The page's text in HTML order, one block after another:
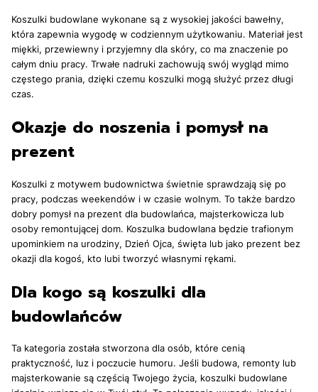
Koszulki budowlane wykonane są z wysokiej jakości bawełny,
która zapewnia wygodę w codziennym użytkowaniu. Materiał jest
miękki, przewiewny i przyjemny dla skóry, co ma znaczenie po
całym dniu pracy. Trwałe nadruki zachowują swój wygląd mimo
częstego prania, dzięki czemu koszulki mogą służyć przez długi
czas.
Okazje do noszenia i pomysł na
prezent
Koszulki z motywem budownictwa świetnie sprawdzają się po
pracy, podczas weekendów i w czasie wolnym. To także bardzo
dobry pomysł na prezent dla budowlańca, majsterkowicza lub
osoby remontującej dom. Koszulka budowlana będzie trafionym
upominkiem na urodziny, Dzień Ojca, święta lub jako prezent bez
okazji dla kogoś, kto lubi tworzyć własnymi rękami.
Dla kogo są koszulki dla
budowlańców
Ta kategoria została stworzona dla osób, które cenią
praktyczność, luz i poczucie humoru. Jeśli budowa, remonty lub
majsterkowanie są częścią Twojego życia, koszulki budowlane